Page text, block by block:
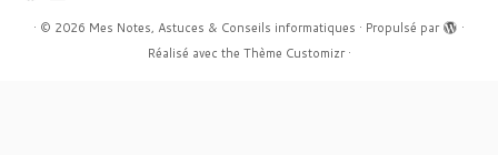
· © 2026 Mes Notes, Astuces & Conseils informatiques · Propulsé par
·
Réalisé avec the Thème Customizr·